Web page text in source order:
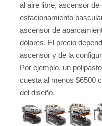
al aire libre, ascensor
estacionamiento
ascensor de
dólares. El precio
ascensor y de la
Por ejemplo, un
cuesta al menos $6500
del diseño.